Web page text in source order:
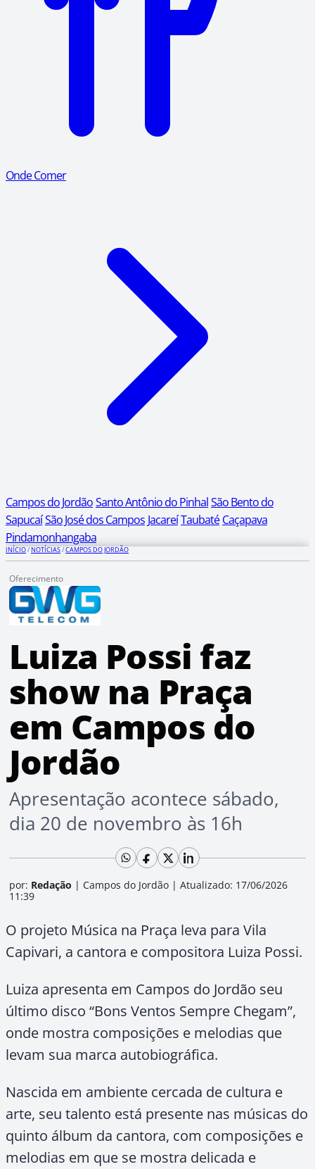
Onde Comer
Campos do JordãoSanto Antônio do PinhalSão Bento do
SapucaíSão José dos Campos JacareíTaubaté Caçapava
Pindamonhangaba
INÍCIO/NOTÍCIAS/CAMPOS DO JORDÃO
Oferecimento
Luiza Possi faz
show na Praça
em Campos do
Jordão
Apresentação acontece sábado,
dia 20 de novembro às 16h
por: Redação | Campos do Jordão | Atualizado: 17/06/2026
11:39
O projeto Música na Praça leva para Vila
Capivari, a cantora e compositora Luiza Possi.
Luiza apresenta em Campos do Jordão seu
último disco “Bons Ventos Sempre Chegam”,
onde mostra composições e melodias que
levam sua marca autobiográfica.
Nascida em ambiente cercada de cultura e
arte, seu talento está presente nas músicas do
quinto álbum da cantora, com composições e
melodias em que se mostra delicada e